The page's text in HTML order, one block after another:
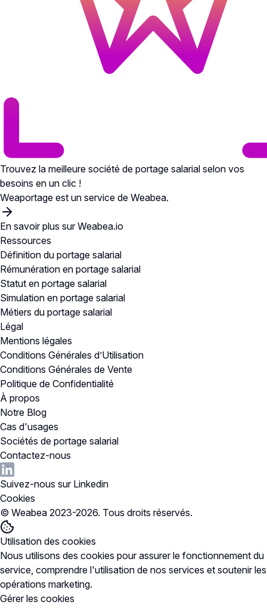
Trouvez la meilleure société de portage salarial selon vos
besoins en un clic !
Weaportage est un service de Weabea.
En savoir plus sur Weabea.io
Ressources
Définition du portage salarial
Rémunération en portage salarial
Statut en portage salarial
Simulation en portage salarial
Métiers du portage salarial
Légal
Mentions légales
Conditions Générales d’Utilisation
Conditions Générales de Vente
Politique de Confidentialité
À propos
Notre Blog
Cas d'usages
Sociétés de portage salarial
Contactez-nous
Suivez-nous sur Linkedin
Cookies
© Weabea 2023-2026. Tous droits réservés.
Utilisation des cookies
Nous utilisons des cookies pour assurer le fonctionnement du
service , comprendre l'utilisation de nos services et soutenir les
opérations marketing.
Gérer les cookies